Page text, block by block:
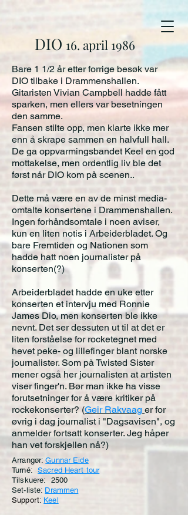
DIO 16. april 1986
Bare 1 1/2 år etter forrige besøk var
DIO tilbake i Drammenshallen.
Gitaristen Vivian Campbell hadde fått
sparken, men ellers var besetningen
den samme.
Fansen stilte opp, men klarte ikke mer
enn å skrape sammen en halvfull hall.
De ga oppvarmingsbandet Keel en god
mottakelse, men ordentlig liv ble det
først når DIO kom på scenen..
Dette må være en av de minst media-
omtalte konsertene i Drammenshallen.
Ingen forhåndsomtale i noen aviser,
kun en liten notis i Arbeiderbladet. Og
bare Fremtiden og Nationen som
hadde hatt noen journalister på
konserten(?)
Arbeiderbladet hadde en uke etter
konserten et intervju med Ronnie
James Dio, men konserten ble ikke
nevnt. Det ser dessuten ut til at det er
liten forståelse for rocketegnet med
hevet peke- og lillefinger blant norske
journalister. Som på Twisted Sister
mener også her journalisten at artisten
viser finger'n. Bør man ikke ha visse
forutsetninger for å være kritiker på
rockekonserter? (Geir Rakvaag er for
øvrig i dag journalist i "Dagsavisen", og
anmelder fortsatt konserter. Jeg håper
han vet forskjellen nå?)
Arrangør:Gunnar Eide
Turné:Sacred Heart tour
Tilskuere: 2500
Set-liste: Drammen
Support: Keel